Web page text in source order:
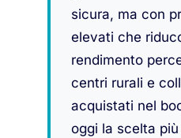
sicura, ma con
elevati che
rendimento
centri rurali e
acquistati nel
oggi la scelta